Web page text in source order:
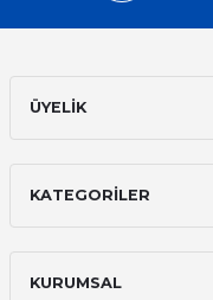
ÜYELİK
KATEGORİLER
KURUMSAL